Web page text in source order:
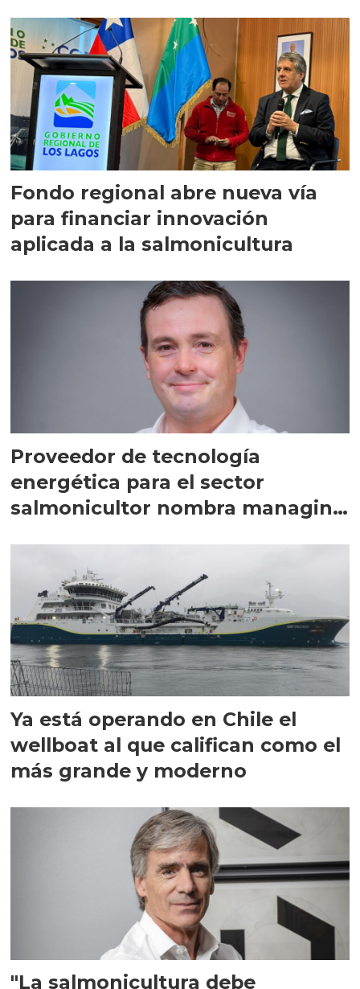
Fondo regional abre nueva vía
para financiar innovación
aplicada a la salmonicultura
Proveedor de tecnología
energética para el sector
salmonicultor nombra managing
Ya está operando en Chile el
wellboat al que califican como el
más grande y moderno
"La salmonicultura debe